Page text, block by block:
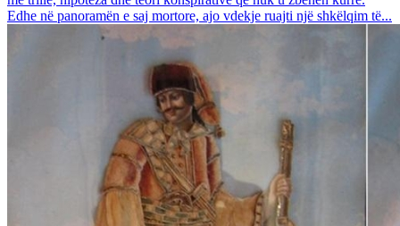
Edhe në panoramën e saj mortore, ajo vdekje ruajti një shkëlqim të...